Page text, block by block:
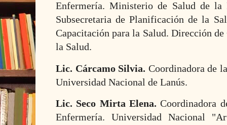
Enfermería. Ministerio de Salud de la
Subsecretaria de Planificación de la
Capacitación para la Salud. Dirección
la Salud.
Lic. Cárcamo Silvia. Coordinadora de
Universidad Nacional de Lanús.
Lic. Seco Mirta Elena.Coordinadora
Enfermería. Universidad Nacional